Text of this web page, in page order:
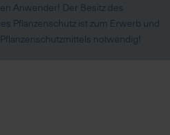
Anwender! Der Besitz des
Pflanzenschutz ist zum Erwerb und
notwendig!